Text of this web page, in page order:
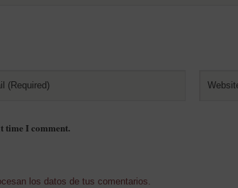
time I comment.
los datos de tus comentarios.